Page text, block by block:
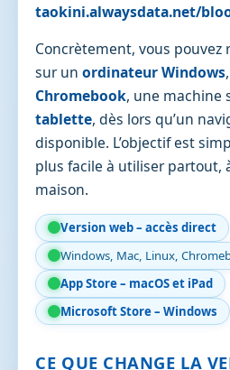
taokini.alwaysdata.net/
Concrètement, vous pouvez
sur unordinateur Windows
Chromebook, une machine
tablette, dès lors qu’un
disponible. L’objectif est
plus facile à utiliser partout,
maison.
Version web – accès direct
Windows, Mac, Linux,
App Store – macOS et iPad
Microsoft Store – Windows
CE QUE CHANGE LA